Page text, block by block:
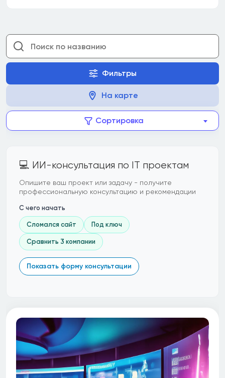
Фильтры
На карте
Сортировка
💻 ИИ-консультация по IT проектам
Опишите ваш проект или задачу - получите
профессиональную консультацию и рекомендации
С чего начать
Сломался сайт Под ключ
Сравнить 3 компании
Показать форму консультации